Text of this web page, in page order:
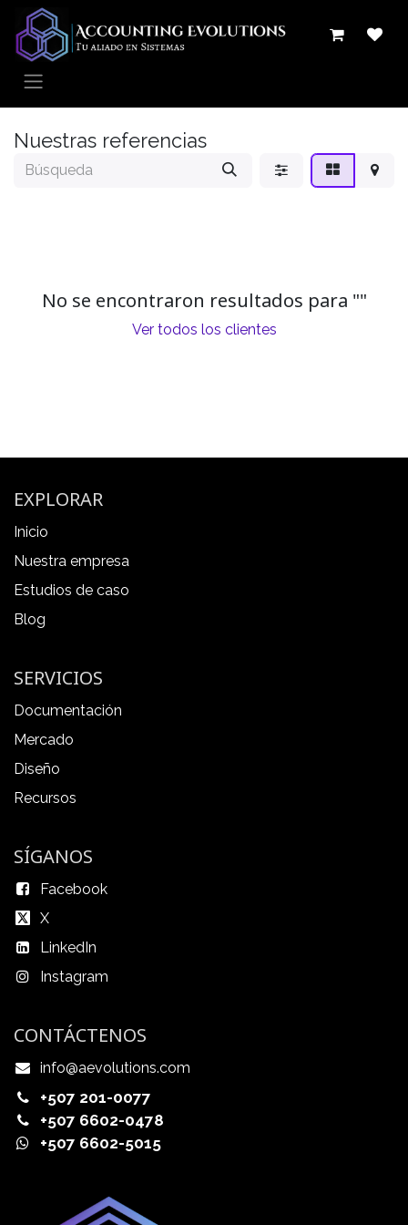
Ir al contenido
Nuestras referencias
No se encontraron resultados para ""
Ver todos los clientes
EXPLORAR
Inicio
Nuestra empresa
Estudios de caso
Blog
SERVICIOS
Documentación
Mercado
Diseño
Recursos
SÍGANOS
Facebook
X
LinkedIn
Instagram
CONTÁCTENOS
info@aevolutions.com
+507 201-0077
+507 6602-0478
+507 6602-5015